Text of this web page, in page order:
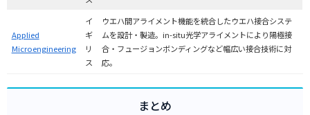
Applied
Microengineering
イ
ギ
リ
ス
ウエハ間アライメント機能を統合したウエハ接合システ
ムを設計・製造。in-situ光学アライメントにより陽極接
合・フュージョンボンディングなど幅広い接合技術に対
応。
まとめ